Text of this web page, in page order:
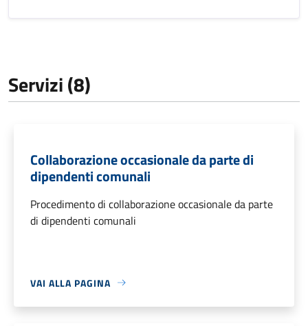
Servizi (8)
Collaborazione occasionale da parte di
dipendenti comunali
Procedimento di collaborazione occasionale da parte
di dipendenti comunali
VAI ALLA PAGINA